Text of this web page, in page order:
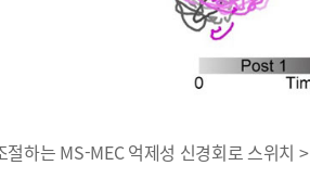
절하는 MS-MEC 억제성 신경회로 스위치 >